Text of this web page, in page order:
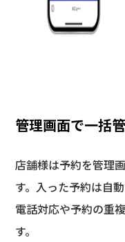
管理画面で一括
店舗様は予約を管理
す。入った予約は自
電話対応や予約の重
す。